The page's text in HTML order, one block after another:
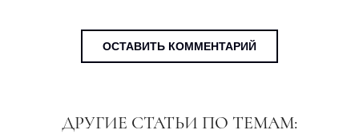
ОСТАВИТЬ КОММЕНТАРИЙ
ДРУГИЕ СТАТЬИ ПО ТЕМАМ: